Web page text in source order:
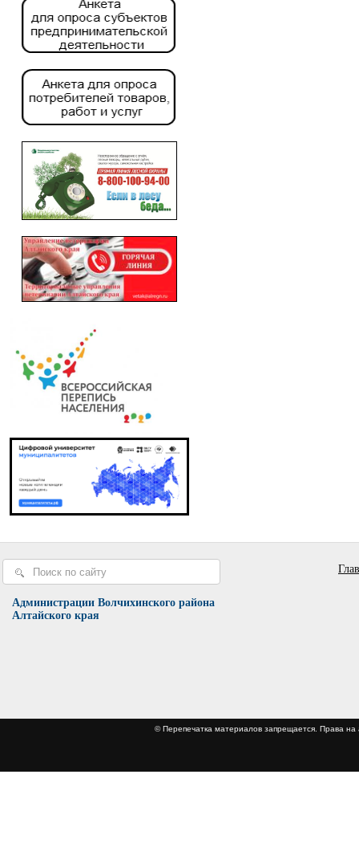
Администрации Волчихинского района
Алтайского края
© Перепечатка материалов запрещается.